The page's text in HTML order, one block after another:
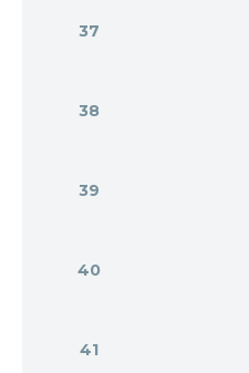
37
38
39
40
41